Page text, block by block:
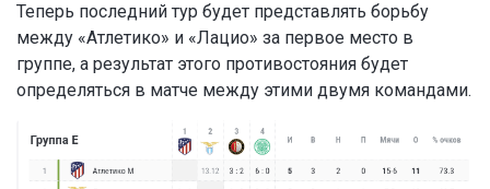
Теперь последний тур будет представлять борьбу
между «Атлетико» и «Лацио» за первое место в
группе, а результат этого противостояния будет
определяться в матче между этими двумя командами.